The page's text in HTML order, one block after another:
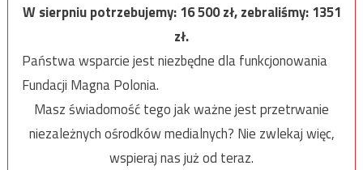
W sierpniu potrzebujemy:16 500zł, zebraliśmy:1351
zł.
Państwa wsparcie jest niezbędne dla funkcjonowania
Fundacji Magna Polonia.
Masz świadomość tego jak ważne jest przetrwanie
niezależnych ośrodków medialnych? Nie zwlekaj więc,
wspieraj nas już od teraz.